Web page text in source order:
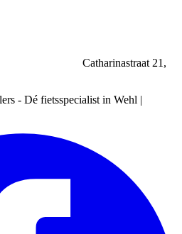
Catharinastraat 21,
- Dé fietsspecialist in Wehl |